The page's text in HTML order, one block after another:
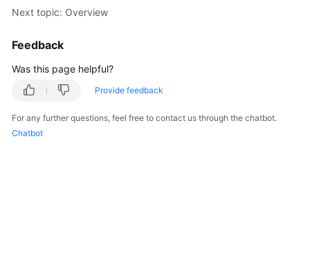
Practices
Guide
API
Next topic: Overview
Feedback
Was this page helpful?
Provide feedback
For any further questions, feel free to contact us through the chatbot.
Chatbot